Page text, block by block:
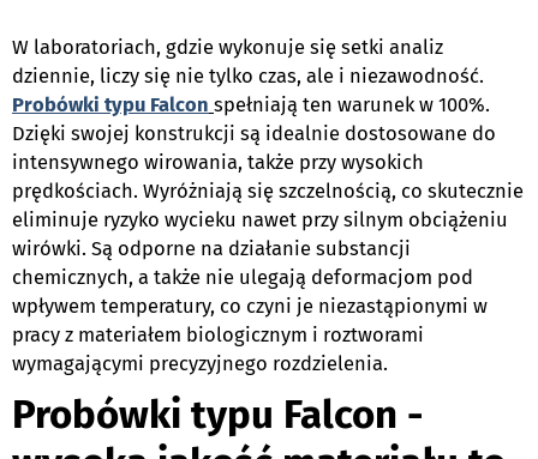
W laboratoriach, gdzie wykonuje się setki analiz
dziennie, liczy się nie tylko czas, ale i niezawodność.
Probówki typu Falcon spełniają ten warunek w 100%.
Dzięki swojej konstrukcji są idealnie dostosowane do
intensywnego wirowania, także przy wysokich
prędkościach. Wyróżniają się szczelnością, co skutecznie
eliminuje ryzyko wycieku nawet przy silnym obciążeniu
wirówki. Są odporne na działanie substancji
chemicznych, a także nie ulegają deformacjom pod
wpływem temperatury, co czyni je niezastąpionymi w
pracy z materiałem biologicznym i roztworami
wymagającymi precyzyjnego rozdzielenia.
Probówki typu Falcon -